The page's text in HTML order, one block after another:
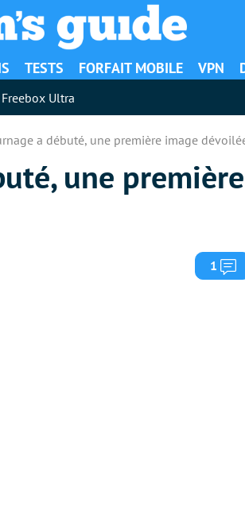
TESTS FORFAIT MOBILE VPN
Freebox Ultra
a débuté, une première image
une
1